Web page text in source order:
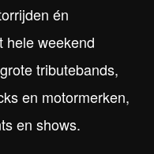
én
hele weekend
tributebands,
en motormerken,
en shows.